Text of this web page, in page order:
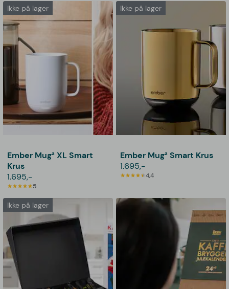
Ikke på lager
Ember Mug² XL Smart
Krus
1.695,-
5
Ikke på lager
Ember Mug² Smart Krus
1.695,-
4,4
Ikke på lager